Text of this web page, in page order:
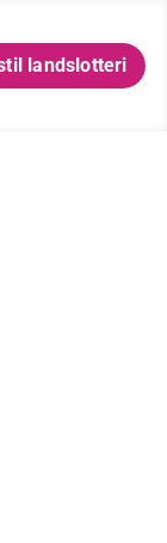
landslotteri